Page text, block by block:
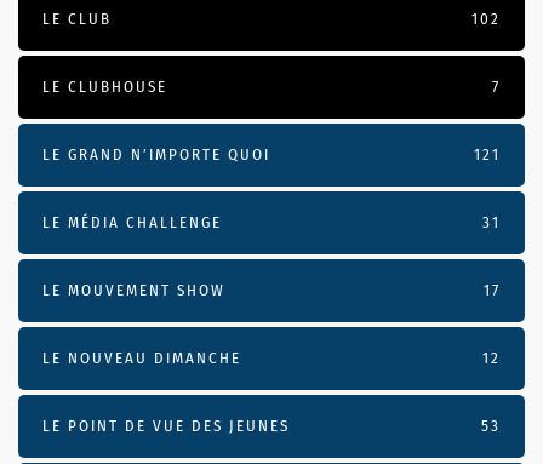
LE CLUB 102
LE CLUBHOUSE 7
LE GRAND N’IMPORTE QUOI 121
LE MÉDIA CHALLENGE 31
LE MOUVEMENT SHOW 17
LE NOUVEAU DIMANCHE 12
LE POINT DE VUE DES JEUNES 53